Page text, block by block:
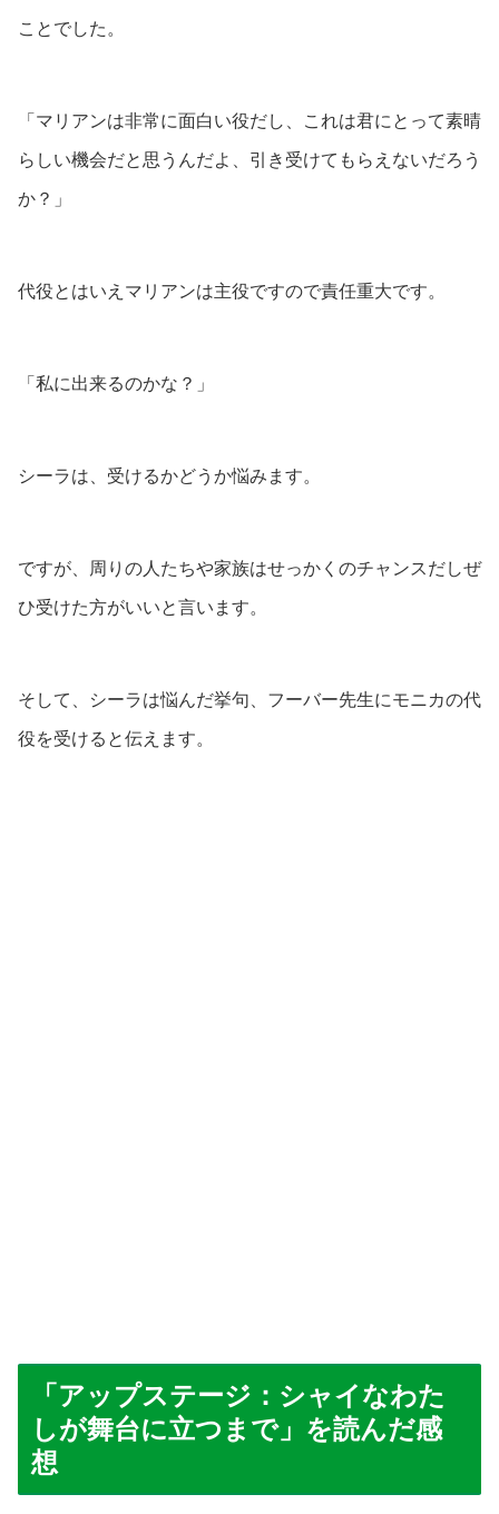
ことでした。
「マリアンは非常に面白い役だし、これは君にとって素晴
らしい機会だと思うんだよ、引き受けてもらえないだろう
か？」
代役とはいえマリアンは主役ですので責任重大です。
「私に出来るのかな？」
シーラは、受けるかどうか悩みます。
ですが、周りの人たちや家族はせっかくのチャンスだしぜ
ひ受けた方がいいと言います。
そして、シーラは悩んだ挙句、フーバー先生にモニカの代
役を受けると伝えます。
「アップステージ：シャイなわた
しが舞台に立つまで」を読んだ感
想